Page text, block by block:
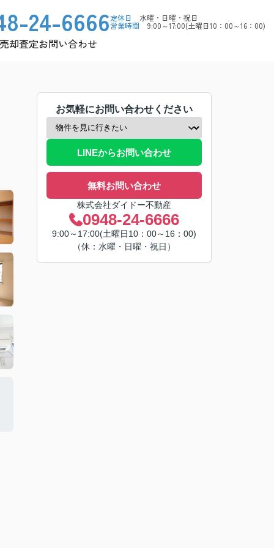
24-6666定休日 水曜・日曜・祝日
営業時間 9:00～17:00(土曜日10：00～16：00)
売却査定お問い合わせ
お気軽にお問い合わせください
LINEからお問い合わせ
無料お問い合わせ
株式会社ダイドー不動産
0948-24-6666
9:00～17:00(土曜日10：00～16：00)
（休：水曜・日曜・祝日）